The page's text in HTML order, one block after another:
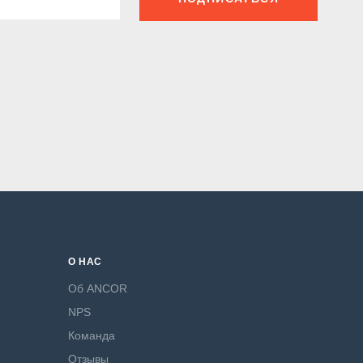
О НАС
Об ANCOR
NPS
Команда
Отзывы